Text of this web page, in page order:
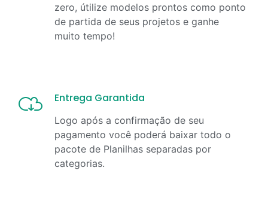
zero, útilize modelos prontos como ponto
de partida de seus projetos e ganhe
muito tempo!
Entrega Garantida
Logo após a confirmação de seu
pagamento você poderá baixar todo o
pacote de Planilhas separadas por
categorias.